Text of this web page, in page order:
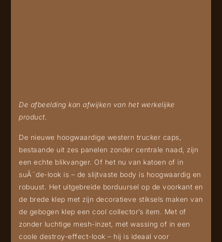
De afbeelding kan afwijken van het werkelijke
product.
De nieuwe hoogwaardige western trucker caps,
bestaande uit zes panelen zonder centrale naad, zijn
een echte blikvanger. Of het nu van katoen of in
suÃ¨de-look is – de slijtvaste body is hoogwaardig en
robuust. Het uitgebreide borduursel op de voorkant en
de brede klep met zijn decoratieve stiksels maken van
de gebogen klep een cool collector’s item. Met of
zonder luchtige mesh-inzet, met wassing of in een
coole destroy-effect-look – hij is ideaal voor